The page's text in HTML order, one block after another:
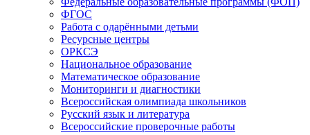
ФГОС
Работа с одарёнными детьми
Ресурсные центры
ОРКСЭ
Национальное образование
Математическое образование
Мониторинги и диагностики
Всероссийская олимпиада школьников
Русский язык и литература
Всероссийские проверочные работы